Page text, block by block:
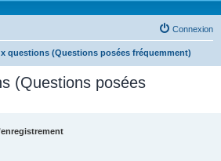
Connexion
questions (Questions posées fréquemment)
(Questions posées